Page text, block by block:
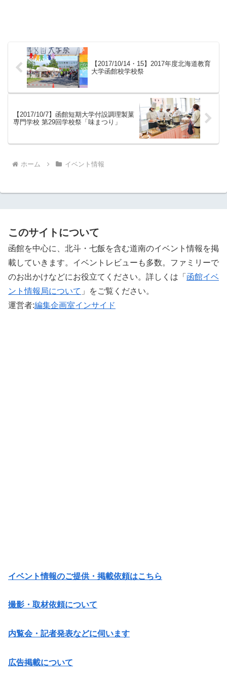
【2017/10/14・15】2017年度北海道教育
大学函館校学校祭
【2017/10/7】函館短期大学付設調理製菓
専門学校 第29回学校祭「味まつり」
ホーム イベント情報
このサイトについて
函館を中心に、北斗・七飯を含む道南のイベント情報を掲
載していきます。イベントレビューも多数。ファミリーで
のお出かけなどにお役立てください。詳しくは「 函館イベ
ント情報局について 」をご覧ください。 ‎
運営者:編集企画室インサイド
イベント情報のご提供・掲載依頼はこちら
撮影・取材依頼について
内覧会・記者発表などに伺います
広告掲載について